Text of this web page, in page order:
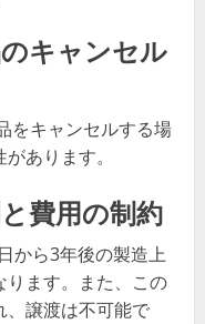
キャンセル
をキャンセルする場
あります。
費用の制約
から3年後の製造上
ります。また、この
、譲渡は不可能で